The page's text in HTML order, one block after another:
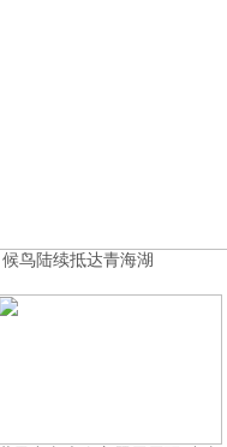
候鸟陆续抵达青海湖